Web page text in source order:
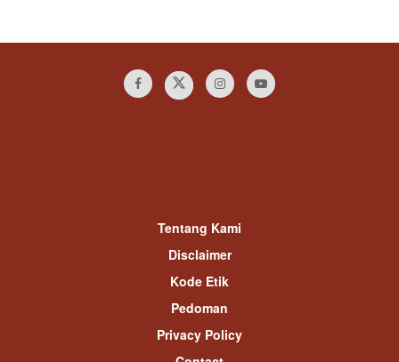
Tentang Kami
Disclaimer
Kode Etik
Pedoman
Privacy Policy